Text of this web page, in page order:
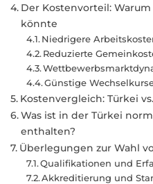
Der Kostenvorteil:
könnte
Niedrigere
Reduzierte
Günstige
Kostenvergleich: Türkei
Was ist in der Türkei
enthalten?
Überlegungen zur Wahl
Qualifikationen und
Akkreditierung und